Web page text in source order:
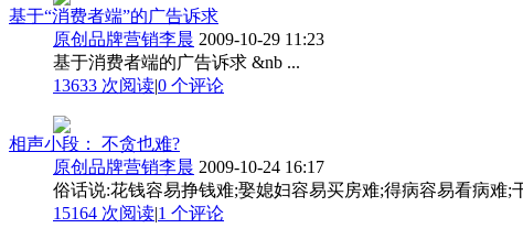
基于“消费者端”的广告诉求
原创品牌营销李晨 2009-10-29 11:23
基于消费者端的广告诉求 &nb ...
13633 次阅读|0 个评论
相声小段： 不贪也难?
原创品牌营销李晨 2009-10-24 16:17
俗话说:花钱容易挣钱难;娶媳妇容易买房难;得病容易看病难
15164 次阅读|1 个评论